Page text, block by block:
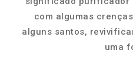
com algumas
alguns santos,
uma